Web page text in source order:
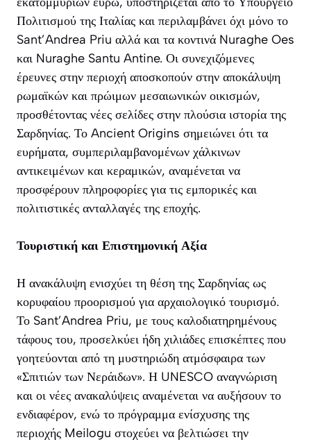
Πολιτισμού της Ιταλίας και περιλαμβάνει όχι μόνο το
Sant’Andrea Priu αλλά και τα κοντινά Nuraghe Oes
και Nuraghe Santu Antine. Οι συνεχιζόμενες
έρευνες στην περιοχή αποσκοπούν στην αποκάλυψη
ρωμαϊκών και πρώιμων μεσαιωνικών οικισμών,
προσθέτοντας νέες σελίδες στην πλούσια ιστορία της
Σαρδηνίας. Το Ancient Origins σημειώνει ότι τα
ευρήματα, συμπεριλαμβανομένων χάλκινων
αντικειμένων και κεραμικών, αναμένεται να
προσφέρουν πληροφορίες για τις εμπορικές και
πολιτιστικές ανταλλαγές της εποχής.
Τουριστική και Επιστημονική Αξία
Η ανακάλυψη ενισχύει τη θέση της Σαρδηνίας ως
κορυφαίου προορισμού για αρχαιολογικό τουρισμό.
Το Sant’Andrea Priu, με τους καλοδιατηρημένους
τάφους του, προσελκύει ήδη χιλιάδες επισκέπτες που
γοητεύονται από τη μυστηριώδη ατμόσφαιρα των
«Σπιτιών των Νεράιδων». Η UNESCO αναγνώριση
και οι νέες ανακαλύψεις αναμένεται να αυξήσουν το
ενδιαφέρον, ενώ το πρόγραμμα ενίσχυσης της
περιοχής Meilogu στοχεύει να βελτιώσει την